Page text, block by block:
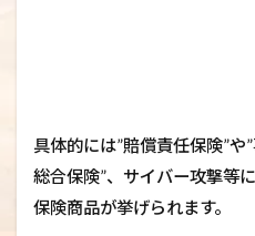
具体的には”賠償責任保険”や
総合保険”、サイバー攻撃等
保険商品が挙げられます。